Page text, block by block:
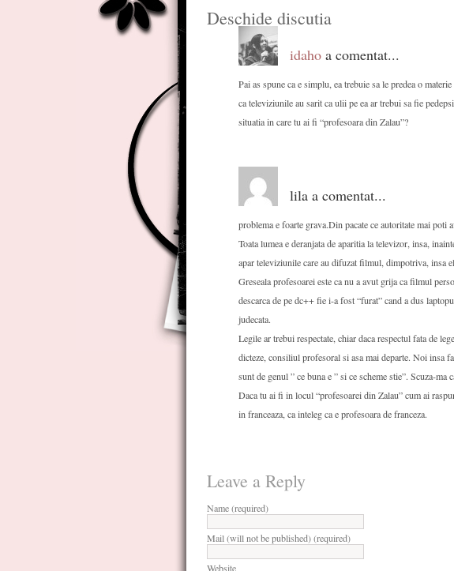
Deschide discutia
idaho a comentat...
Pai as spune ca e simplu, ea trebuie sa le predea o
ca televiziunile au sarit ca ulii pe ea ar trebui sa fie
situatia in care tu ai fi “profesoara din Zalau”?
lila a comentat...
problema e foarte grava.Din pacate ce autoritate mai poti
Toata lumea e deranjata de aparitia la televizor, insa,
apar televiziunile care au difuzat filmul, dimpotriva, insa
Greseala profesoarei este ca nu a avut grija ca filmul
descarca de pe dc++ fie i-a fost “furat” cand a dus
judecata.
Legile ar trebui respectate, chiar daca respectul fata de
dicteze, consiliul profesoral si asa mai departe. Noi insa
sunt de genul ” ce buna e ” si ce scheme stie”. Scuza-ma
Daca tu ai fi in locul “profesoarei din Zalau” cum ai
in franceaza, ca inteleg ca e profesoara de franceza.
Leave a Reply
Name (required)
Mail (will not be published) (required)
Website